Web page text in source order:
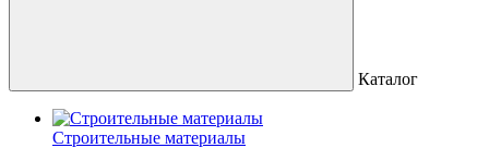
Каталог
Строительные материалы